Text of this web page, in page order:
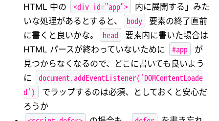
HTML 中の
<div id="app">
内に展開する」みた
いな処理があるとすると、
body
要素の終了直前
に書くと良いかな。
head
要素内に書いた場合は
HTML パースが終わっていないために
#app
が
見つからなくなるので、どこに書いても良いよう
に
document.addEventListener('DOMContentLoade
d')
でラップするのは必須、としておくと安心だ
ろうか